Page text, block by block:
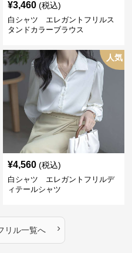
¥3,460 (税込)
白シャツ エレガントフリルス
タンドカラーブラウス
人気
¥4,560 (税込)
白シャツ エレガントフリルデ
ィテールシャツ
リル一覧へ ›